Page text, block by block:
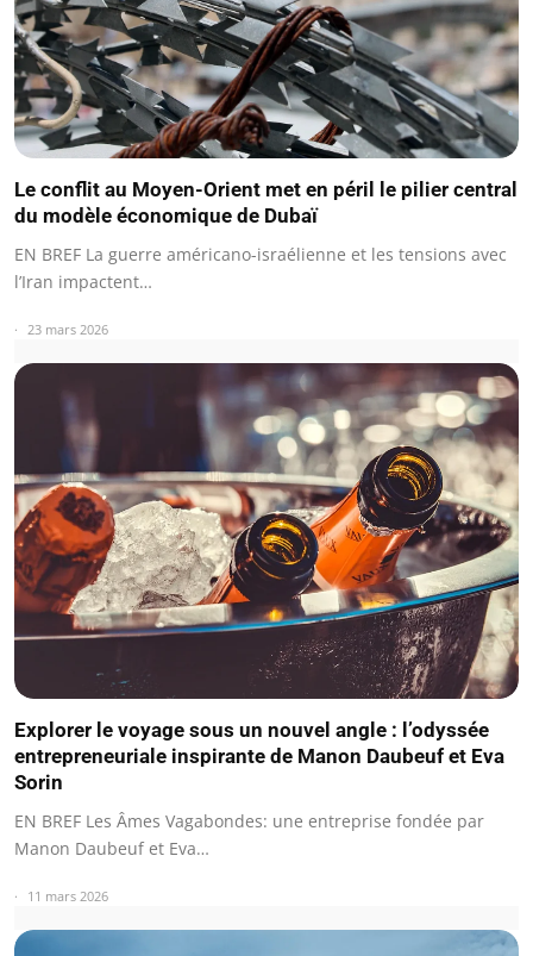
Le conflit au Moyen-Orient met en péril le pilier central
du modèle économique de Dubaï
EN BREF La guerre américano-israélienne et les tensions avec
l’Iran impactent…
23 mars 2026
Explorer le voyage sous un nouvel angle : l’odyssée
entrepreneuriale inspirante de Manon Daubeuf et Eva
Sorin
EN BREF Les Âmes Vagabondes: une entreprise fondée par
Manon Daubeuf et Eva…
11 mars 2026